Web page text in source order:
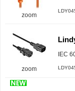
zoom
zoom
IEC